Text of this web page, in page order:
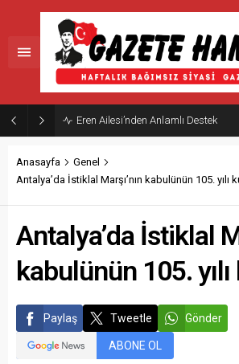
Anasayfa
Genel
Antalya’da İstiklal Marşı’nın kabulünün 105. yılı
Antalya’da İstiklal
kabulünün 105. yılı
Paylaş Tweetle Gönder
ABONE OL